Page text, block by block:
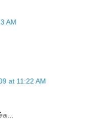
AM
at 11:22 AM